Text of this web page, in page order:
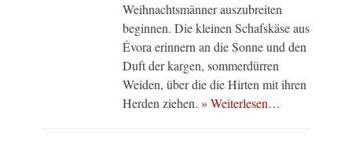
Weihnachtsmänner auszubreiten
beginnen. Die kleinen Schafskäse aus
Évora erinnern an die Sonne und den
Duft der kargen, sommerdürren
Weiden, über die die Hirten mit ihren
Herden ziehen. » Weiterlesen…